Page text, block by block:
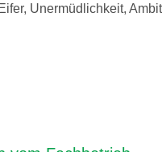
Unermüdlichkeit,